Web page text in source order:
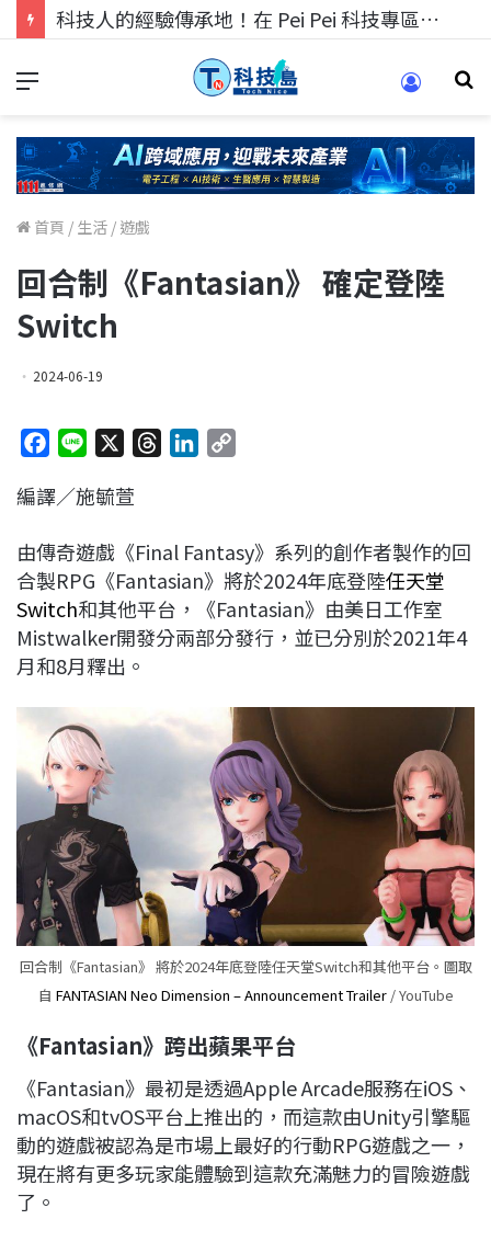
科技人的經驗傳承地！在 Pei Pei 科技專區，與學弟妹交流最硬核的技術
首頁 / 生活 / 遊戲
回合制《Fantasian》 確定登陸
Switch
2024-06-19
c
b
o
o
k
n
a
d
s
e
d
n
L
i
n
k
編譯／施毓萱
由傳奇遊戲《Final Fantasy》系列的創作者製作的回
合製RPG《Fantasian》將於2024年底登陸任天堂
Switch和其他平台，《Fantasian》由美日工作室
Mistwalker開發分兩部分發行，並已分別於2021年4
月和8月釋出。
回合制《Fantasian》 將於2024年底登陸任天堂Switch和其他平台。圖取
自 FANTASIAN Neo Dimension – Announcement Trailer/ YouTube
《Fantasian》跨出蘋果平台
《Fantasian》最初是透過Apple Arcade服務在iOS、
macOS和tvOS平台上推出的，而這款由Unity引擎驅
動的遊戲被認為是市場上最好的行動RPG遊戲之一，
現在將有更多玩家能體驗到這款充滿魅力的冒險遊戲
了。